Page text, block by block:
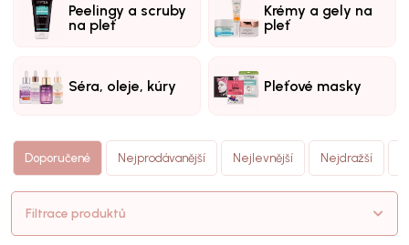
Peelingy a scruby
na pleť
Krémy a gely na
pleť
Séra, oleje, kúry Pleťové masky
Doporučené Nejprodávanější Nejlevnější Nejdražší
Filtrace produktů